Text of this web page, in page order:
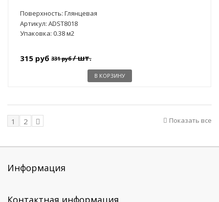
Поверхность: Глянцевая
Артикул: ADST8018
Упаковка: 0.38 м2
315 руб 331 руб/ шт.
В КОРЗИНУ
Показать все
1 2
Информация
Контактная информация